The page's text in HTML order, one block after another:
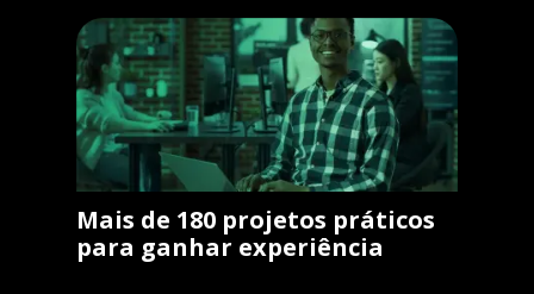
Mais de 180 projetos práticos
para ganhar experiência